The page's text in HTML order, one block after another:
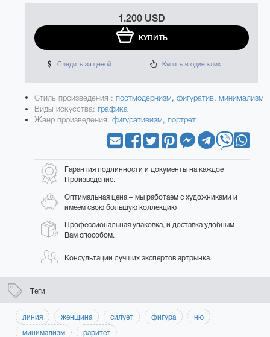
1.200 USD
КУПИТЬ
Следить за ценой Купить в один клик
Стиль произведения : постмодернизм,фигуратив,минимализм
Виды искусства:графика
Жанр произведения: фигуративизм,портрет
Гарантия подлинности и документы на каждое
Произведение.
Оптимальная цена – мы работаем с художниками и
имеем свою большую коллекцию
Профессиональная упаковка, и доставка удобным
Вам способом.
Консультации лучших экспертов артрынка.
Теги
линия женщина силует фигура
ню
минимализм
раритет